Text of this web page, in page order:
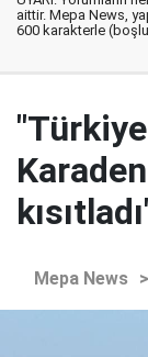
aittir. Mepa News,
600 karakterle
"Türkiye
Mepa News >